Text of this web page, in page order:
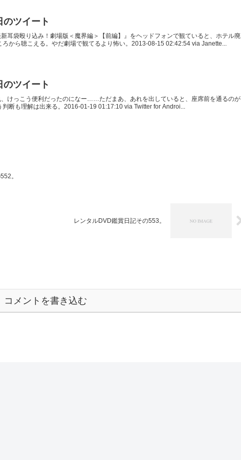
のツイート
耳袋殴り込み！劇場版＜魔界編＞【前編】』をヘッドフォンで観ていると、ホテル廃
ろから聴こえる。やだ劇場で観てるより怖い。2013-08-15 02:42:54 via Janette...
のツイート
けっこう便利だったのになー……ただまあ、あれを出していると、座席前を通るのが
判断も理解は出来る。2016-01-19 01:17:10 via Twitter for Androi...
。
レンタルDVD鑑賞日記その553。
コメントを書き込む